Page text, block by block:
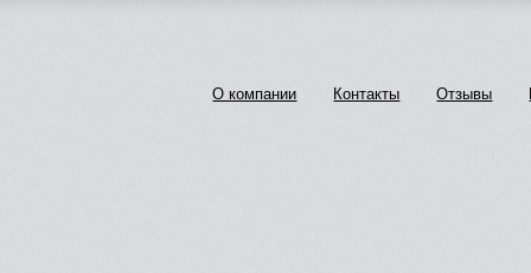
О компании Контакты Отзывы